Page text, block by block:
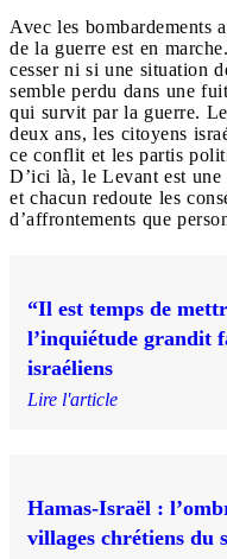
Avec les bombardements
de la guerre est en
cesser ni si une situation
semble perdu dans une
qui survit par la guerre.
deux ans, les citoyens
ce conflit et les partis
D’ici là, le Levant est
et chacun redoute les
d’affrontements que
“Il est temps de
l’inquiétude grandit
israéliens
Lire l'article
Hamas-Israël :
villages chrétiens du